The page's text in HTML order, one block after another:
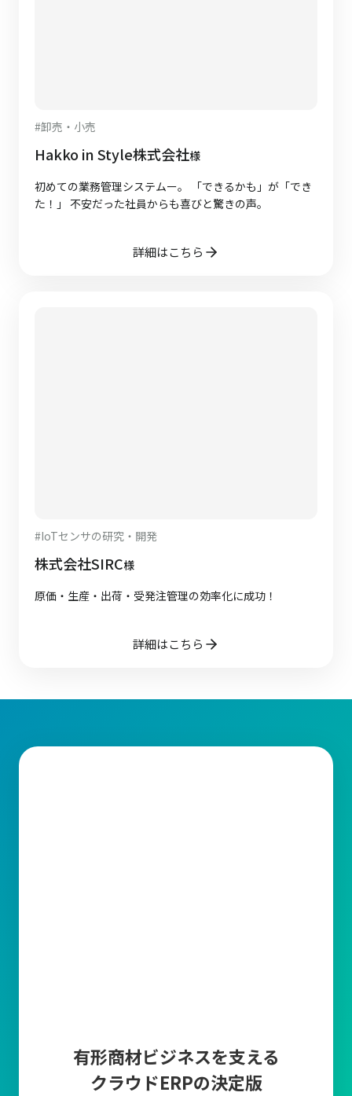
#卸売・小売
Hakko in Style株式会社様
初めての業務管理システムー。 「できるかも」が「でき
た！」 不安だった社員からも喜びと驚きの声。
詳細はこちら
#IoTセンサの研究・開発
株式会社SIRC様
原価・生産・出荷・受発注管理の効率化に成功！
詳細はこちら
有形商材ビジネスを支える
クラウドERPの決定版